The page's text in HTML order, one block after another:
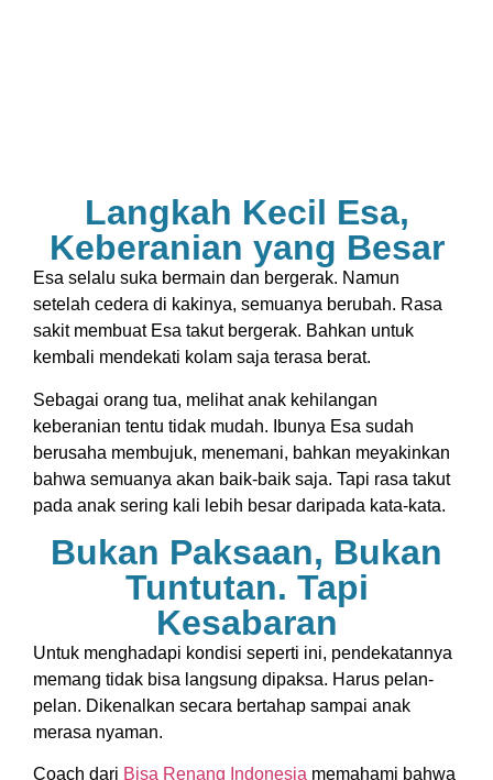
Langkah Kecil Esa,
Keberanian yang Besar
Esa selalu suka bermain dan bergerak. Namun
setelah cedera di kakinya, semuanya berubah. Rasa
sakit membuat Esa takut bergerak. Bahkan untuk
kembali mendekati kolam saja terasa berat.
Sebagai orang tua, melihat anak kehilangan
keberanian tentu tidak mudah. Ibunya Esa sudah
berusaha membujuk, menemani, bahkan meyakinkan
bahwa semuanya akan baik-baik saja. Tapi rasa takut
pada anak sering kali lebih besar daripada kata-kata.
Bukan Paksaan, Bukan
Tuntutan. Tapi
Kesabaran
Untuk menghadapi kondisi seperti ini, pendekatannya
memang tidak bisa langsung dipaksa. Harus pelan-
pelan. Dikenalkan secara bertahap sampai anak
merasa nyaman.
Coach dari Bisa Renang Indonesia memahami bahwa